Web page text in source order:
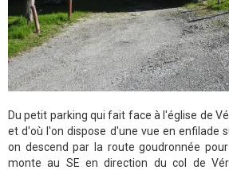
Du petit parking qui fait face à l'église de
et d'où l'on dispose d'une vue en enfilade
on descend par la route goudronnée
monte au SE en direction du col de